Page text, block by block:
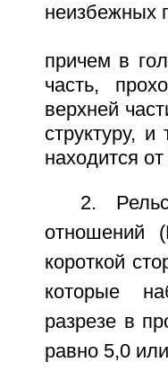
неизбежных
причем в
часть,
верхней
структуру,
находится
2.
отношений
короткой
которые
разрезе в
равно 5,0